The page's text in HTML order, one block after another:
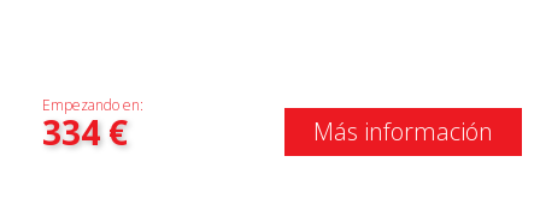
Empezando en:
334€ Más información